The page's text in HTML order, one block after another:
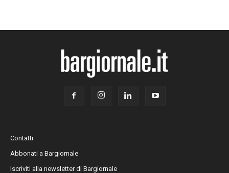
Contatti
Abbonati a Bargiornale
Iscriviti alla newsletter di Bargiornale